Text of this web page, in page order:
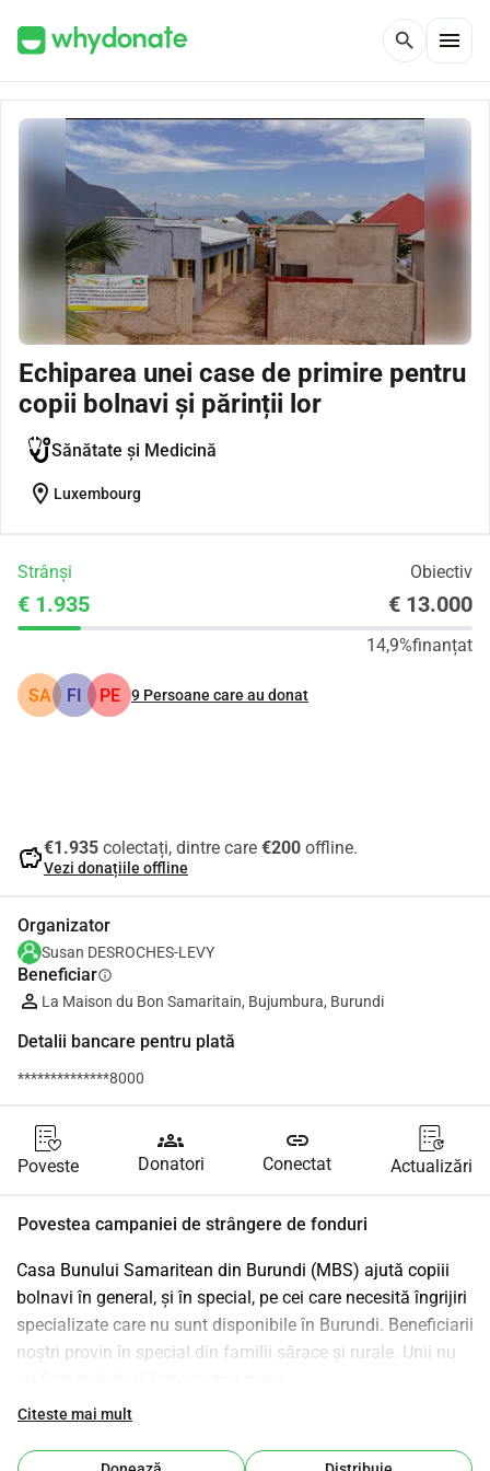
search menu
Echiparea unei case de primire pentru
copii bolnavi și părinții lor
Sănătate și Medicină
location_on Luxembourg
Strânși Obiectiv
€ 1.935 € 13.000
14,9%finanțat
SA FI PE 9 Persoane care au donat
savings€1.935 colectați, dintre care €200 offline.
Vezi donațiile offline
Organizator
Susan DESROCHES-LEVY
Beneficiarinfo
La Maison du Bon Samaritain, Bujumbura, Burundi
Detalii bancare pentru plată
**************8000
Poveste
groups
Donatori
link
Conectat Actualizări
Povestea campaniei de strângere de fonduri
Casa Bunului Samaritean din Burundi (MBS) ajută copiii
bolnavi în general, și în special, pe cei care necesită îngrijiri
specializate care nu sunt disponibile în Burundi. Beneficiarii
noștri provin în special din familii sărace și rurale. Unii nu
Se întâmplă ca un medic generalist din mediul rural să
un medic specialist (pediatru, chirurg, cardiolog,
Citeste mai mult